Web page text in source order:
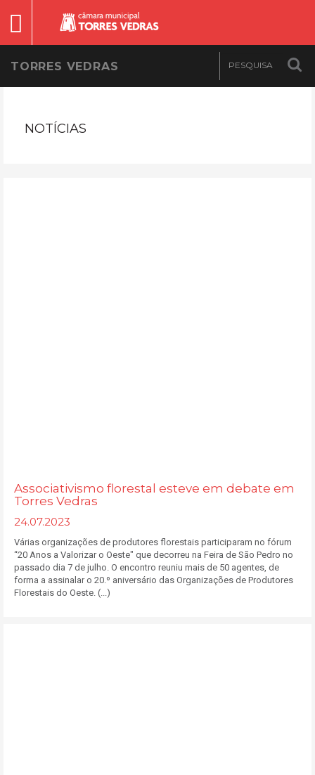
TORRES VEDRAS
NOTÍCIAS
Associativismo florestal esteve em debate em
Torres Vedras
24.07.2023
Várias organizações de produtores florestais participaram no fórum
“20 Anos a Valorizar o Oeste" que decorreu na Feira de São Pedro no
passado dia 7 de julho. O encontro reuniu mais de 50 agentes, de
forma a assinalar o 20.º aniversário das Organizações de Produtores
Florestais do Oeste. (...)